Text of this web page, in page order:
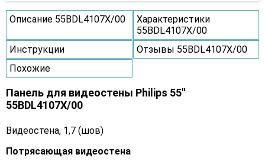
Описание 55BDL4107X/00
Характеристики
55BDL4107X/00
Инструкции
Отзывы 55BDL4107X/00
Похожие
Панель для видеостены Philips 55"
55BDL4107X/00
Видеостена, 1,7 (шов)
Потрясающая видеостена